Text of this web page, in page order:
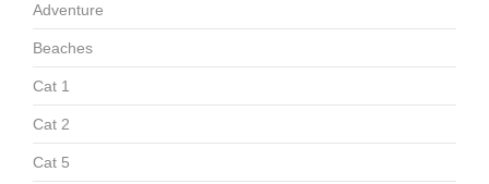
Adventure
Beaches
Cat 1
Cat 2
Cat 5